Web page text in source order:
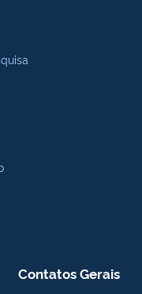
Contatos Gerais